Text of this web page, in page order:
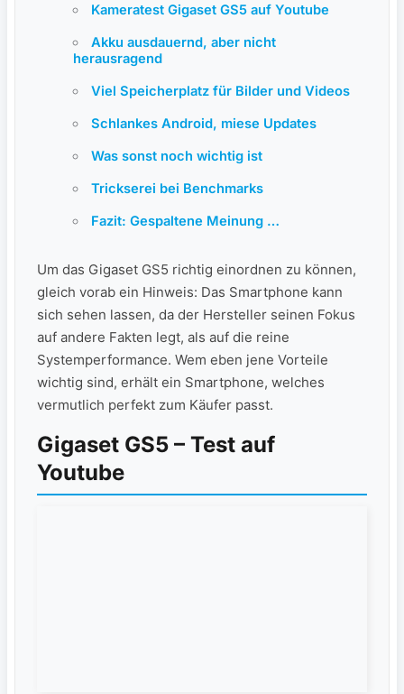
Kameratest Gigaset GS5 auf Youtube
Akku ausdauernd, aber nicht
herausragend
Viel Speicherplatz für Bilder und Videos
Schlankes Android, miese Updates
Was sonst noch wichtig ist
Trickserei bei Benchmarks
Fazit: Gespaltene Meinung …
Um das Gigaset GS5 richtig einordnen zu können,
gleich vorab ein Hinweis: Das Smartphone kann
sich sehen lassen, da der Hersteller seinen Fokus
auf andere Fakten legt, als auf die reine
Systemperformance. Wem eben jene Vorteile
wichtig sind, erhält ein Smartphone, welches
vermutlich perfekt zum Käufer passt.
Gigaset GS5 – Test auf
Youtube